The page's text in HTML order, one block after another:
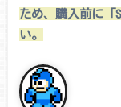
ため、購入前に
い。